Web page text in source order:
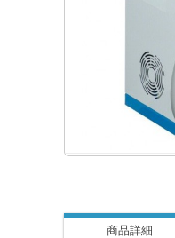
商品詳細